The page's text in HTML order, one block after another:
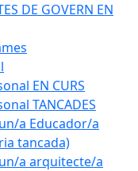
DE GOVERN EN
EN CURS
TANCADES
a Educador/a
tancada)
a arquitecte/a